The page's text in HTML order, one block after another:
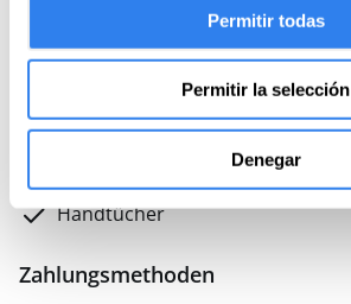
Permitir todas
Permitir la selección
Denegar
Endreinigung
Professioneller Skipper
Bettwäsche
Handtücher
Zahlungsmethoden